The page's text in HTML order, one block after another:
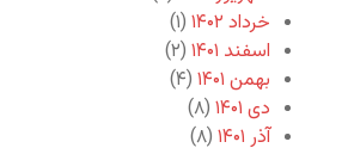
خرداد ۱۴۰۲
(۱)
اسفند ۱۴۰۱
(۲)
بهمن ۱۴۰۱
(۴)
دی ۱۴۰۱
(۸)
آذر ۱۴۰۱
(۸)